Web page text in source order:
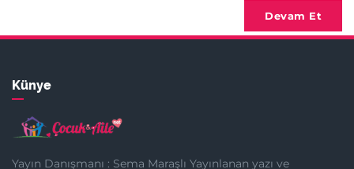
Devam Et
Künye
Yayın Danışmanı : Sema Maraşlı Yayınlanan yazı ve